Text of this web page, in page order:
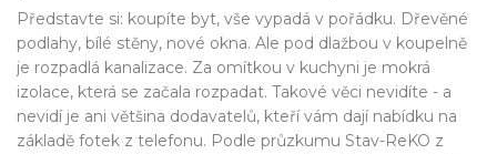
Představte si: koupíte byt, vše vypadá v pořádku. Dřevěné
podlahy, bílé stěny, nové okna. Ale pod dlažbou v koupelně
je rozpadlá kanalizace. Za omítkou v kuchyni je mokrá
izolace, která se začala rozpadat. Takové věci nevidíte - a
nevidí je ani většina dodavatelů, kteří vám dají nabídku na
základě fotek z telefonu. Podle průzkumu Stav-ReKO z